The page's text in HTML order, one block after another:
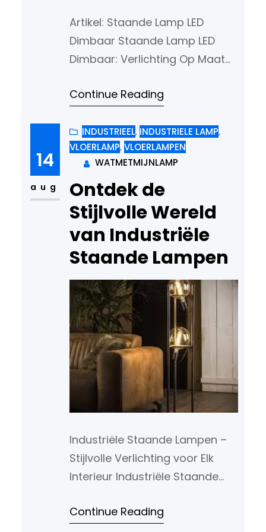
Artikel: Staande Lamp LED
Dimbaar Staande Lamp LED
Dimbaar: Verlichting Op Maat
rol in het creëren van de juiste
ruimte. Een staande lamp met
LED-verlichting die dimbaar is,
biedt niet alleen functionele
verlichting, maar ook de
mogelijkheid om de
lichtintensiteit aan te passen
aan uw behoeften…
Continue Reading
14
aug
INDUSTRIEEL, INDUSTRIELE LAMP,
VLOERLAMP, VLOERLAMPEN
WATMETMIJNLAMP
Ontdek de
Stijlvolle Wereld
van Industriële
Staande Lampen
Industriële Staande Lampen –
Stijlvolle Verlichting voor Elk
Interieur Industriële Staande
voor Elk Interieur Industriële
Continue Reading